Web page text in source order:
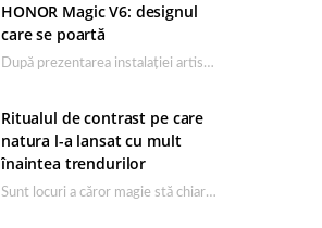
HONOR Magic V6: designul
care se poartă
După prezentarea instalației artistice semnată de Catrinel Săbăciag în cadrul evenimentului de lansare HONOR Magic…
Ritualul de contrast pe care
natura l-a lansat cu mult
înaintea trendurilor
Sunt locuri a căror magie stă chiar în firea lor naturală, iar Lacul Ursu din…